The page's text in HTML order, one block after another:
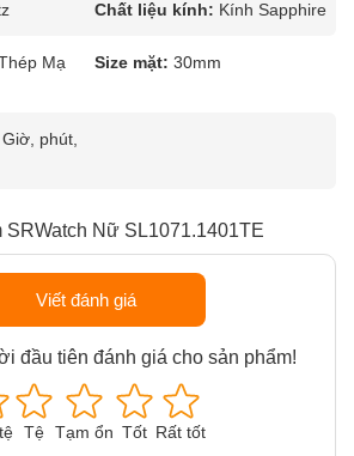
Chất liệu kính: Kính Sapphire
Mạ
Size mặt: 30mm
phút,
Nữ SL1071.1401TE
Viết đánh giá
đầu tiên đánh giá cho sản phẩm!
Tệ Tạm ổn Tốt Rất tốt